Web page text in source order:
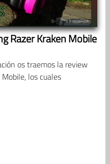
Razer Kraken Mobile
os traemos la review
los cuales